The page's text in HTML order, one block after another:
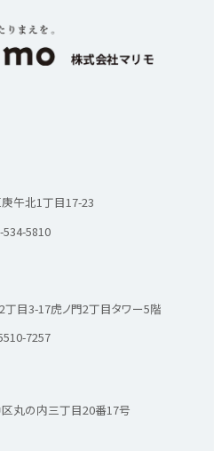
午北1丁目17-23
534-5810
丁目3-17虎ノ門2丁目タワー5階
7257
丸の内三丁目20番17号